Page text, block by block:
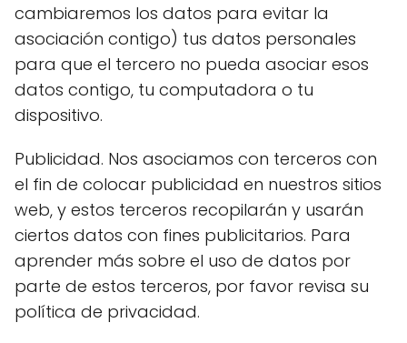
cambiaremos los datos para evitar la
asociación contigo) tus datos personales
para que el tercero no pueda asociar esos
datos contigo, tu computadora o tu
dispositivo.
Publicidad. Nos asociamos con terceros con
el fin de colocar publicidad en nuestros sitios
web, y estos terceros recopilarán y usarán
ciertos datos con fines publicitarios. Para
aprender más sobre el uso de datos por
parte de estos terceros, por favor revisa su
política de privacidad.